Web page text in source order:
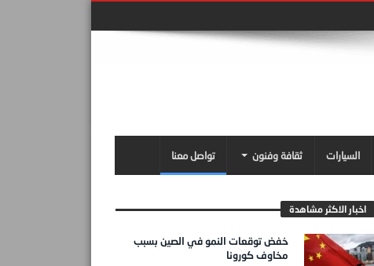
السيارات ثقافة وفنون تواصل معنا
اخبار الاكثر مشاهدة
خفض توقعات النمو في الصين بسبب
مخاوف كورونا